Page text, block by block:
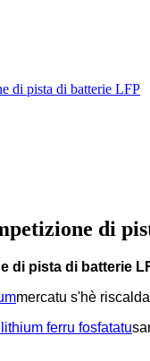
di pista di batterie LFP
di
di pista di batterie
mercatu s'hè
ferru fosfatatu